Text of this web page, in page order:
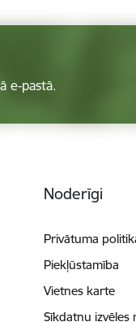
e-pastā.
Noderīgi
Privātuma
Piekļūstamība
Vietnes karte
Sīkdatņu izvēles